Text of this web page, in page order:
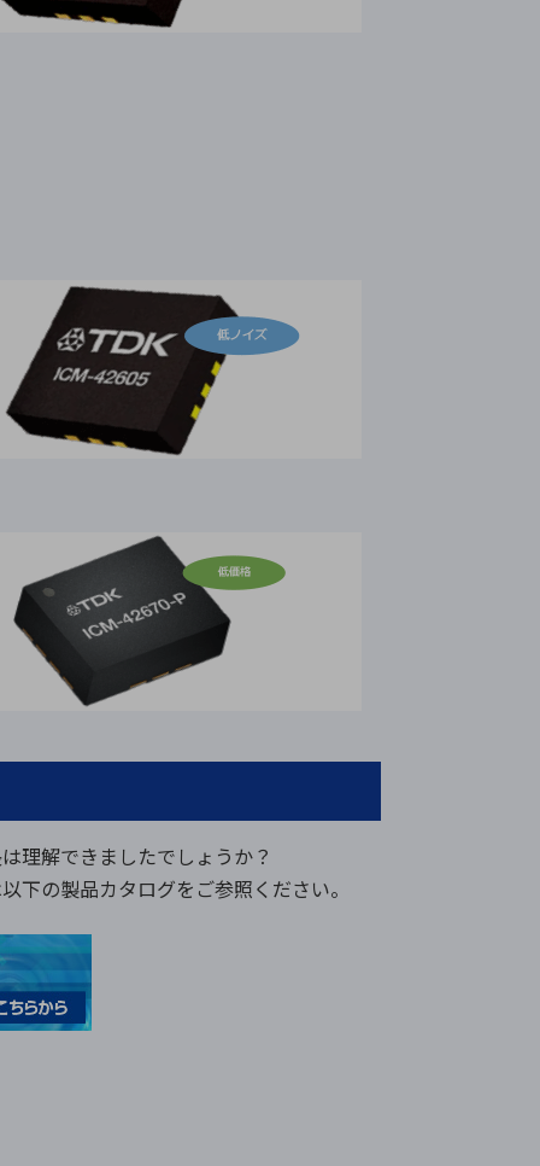
理解できましたでしょうか？
下の製品カタログをご参照ください。